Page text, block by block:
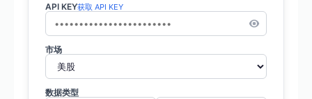
API KEY获取 API KEY
市场
数据类型